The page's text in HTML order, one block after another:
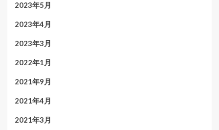
2023年5月
2023年4月
2023年3月
2022年1月
2021年9月
2021年4月
2021年3月